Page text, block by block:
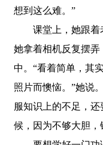
想到这么难。”
课堂上，她跟着老
她拿着相机反复摆
中。“看着简单，其
照片而懊恼。”她说
服知识上的不足，
候，因为不够大胆，